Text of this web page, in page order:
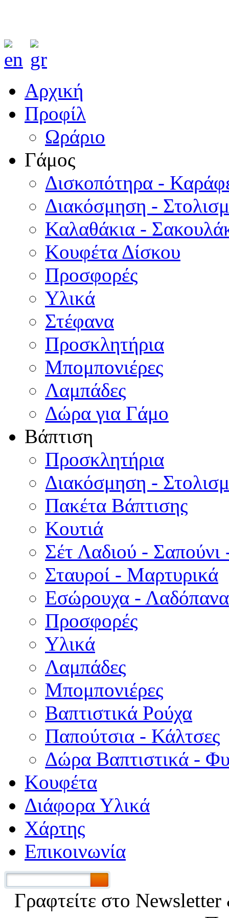
Αρχική
Προφίλ
Ωράριο
Γάμος
Δισκοπότηρα -
Διακόσμηση -
Καλαθάκια -
Κουφέτα Δίσκου
Προσφορές
Υλικά
Στέφανα
Προσκλητήρια
Μπομπονιέρες
Λαμπάδες
Δώρα για Γάμο
Βάπτιση
Προσκλητήρια
Διακόσμηση -
Πακέτα Βάπτισης
Κουτιά
Σέτ Λαδιού - Σαπούνι
Σταυροί - Μαρτυρικά
Εσώρουχα -
Προσφορές
Υλικά
Λαμπάδες
Μπομπονιέρες
Βαπτιστικά Ρούχα
Παπούτσια - Κάλτσες
Δώρα Βαπτιστικά -
Κουφέτα
Διάφορα Υλικά
Χάρτης
Επικοινωνία
Γραφτείτε στο Νewsletter